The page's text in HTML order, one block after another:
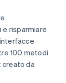
risparmiare
100 metodi
creato da